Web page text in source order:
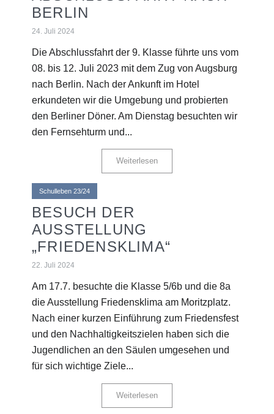
BERLIN
24. Juli 2024
Die Abschlussfahrt der 9. Klasse führte uns vom
08. bis 12. Juli 2023 mit dem Zug von Augsburg
nach Berlin. Nach der Ankunft im Hotel
erkundeten wir die Umgebung und probierten
den Berliner Döner. Am Dienstag besuchten wir
den Fernsehturm und...
Weiterlesen
Schulleben 23/24
BESUCH DER
AUSSTELLUNG
„FRIEDENSKLIMA“
22. Juli 2024
Am 17.7. besuchte die Klasse 5/6b und die 8a
die Ausstellung Friedensklima am Moritzplatz.
Nach einer kurzen Einführung zum Friedensfest
und den Nachhaltigkeitszielen haben sich die
Jugendlichen an den Säulen umgesehen und
für sich wichtige Ziele...
Weiterlesen